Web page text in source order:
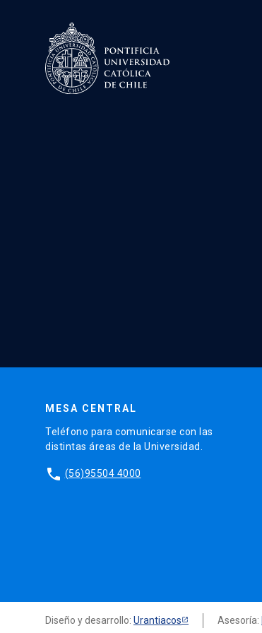
MESA CENTRAL
Teléfono para comunicarse con las
distintas áreas de la Universidad.
phone (56)95504 4000
Diseño y desarrollo: Urantiacos Asesoría: